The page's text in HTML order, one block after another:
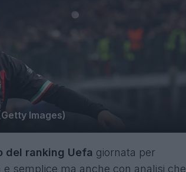
Images)
del ranking Uefa giornata per
semplice ma anche con analisi che